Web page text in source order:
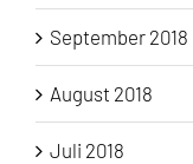
September 2018
August 2018
Juli 2018